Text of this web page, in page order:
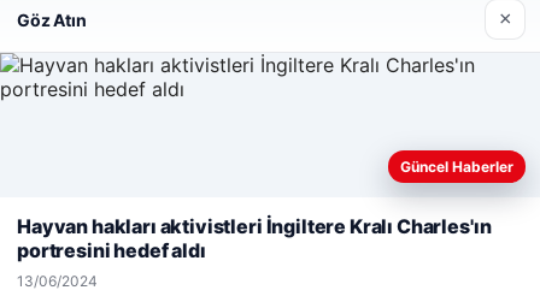
Prenses Night Club
29/04/2026
© 2026 Haber Denizi – Güncel Haberler
Web sitemizi nasıl kullandığınızı daha iyi anlayabilmek,
kullanıyoruz.Çerez Politikamız
Göz Atın ×
Güncel Haberler
Hayvan hakları aktivistleri İngiltere Kralı Charles'ın
portresini hedef aldı
13/06/2024